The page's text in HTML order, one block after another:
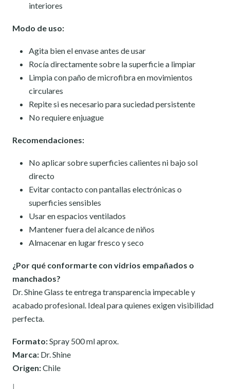
interiores
Modo de uso:
Agita bien el envase antes de usar
Rocía directamente sobre la superficie a limpiar
Limpia con paño de microfibra en movimientos
circulares
Repite si es necesario para suciedad persistente
No requiere enjuague
Recomendaciones:
No aplicar sobre superficies calientes ni bajo sol
directo
Evitar contacto con pantallas electrónicas o
superficies sensibles
Usar en espacios ventilados
Mantener fuera del alcance de niños
Almacenar en lugar fresco y seco
¿Por qué conformarte con vidrios empañados o
manchados?
Dr. Shine Glass te entrega transparencia impecable y
acabado profesional. Ideal para quienes exigen visibilidad
perfecta.
Formato:Spray 500 ml aprox.
Marca: Dr. Shine
Origen:Chile